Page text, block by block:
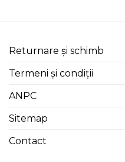
Returnare și schimb
Termeni și condiții
ANPC
Sitemap
Contact